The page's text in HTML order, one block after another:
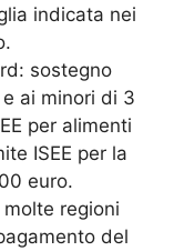
indicata nei
sostegno
ai minori di 3
per alimenti
ISEE per la
euro.
molte regioni
del